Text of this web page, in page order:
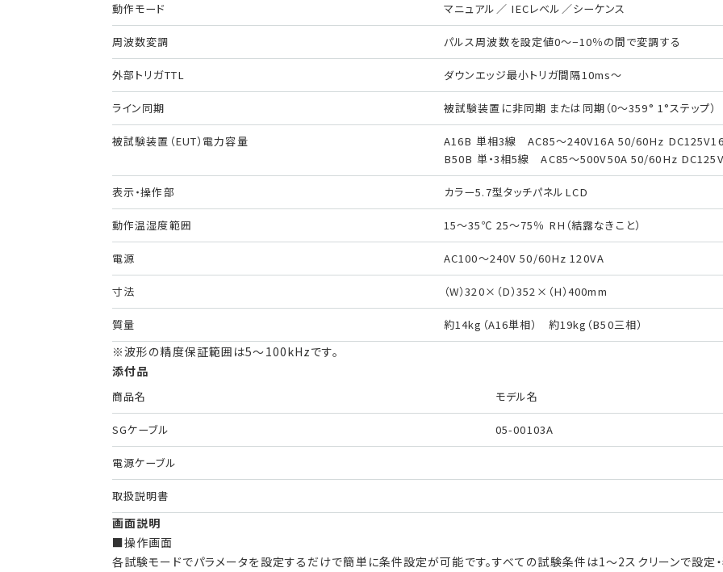
動作モード マニュアル／ IECレベル／シーケンス
周波数変調 パルス周波数を設定値0〜−10％の間で変調する
外部トリガTTL ダウンエッジ最小トリガ間隔10ms〜
ライン同期 被試験装置に非同期 または同期（0〜359° 1°ステップ）
被試験装置（EUT）電力容量
A16B 単相3線 AC85〜240V16A 50/60Hz
B50B 単・3相5線 AC85〜500V50A 50/60Hz
表示・操作部 カラー5.7型タッチパネルLCD
動作温湿度範囲 15〜35℃ 25〜75％ RH（結露なきこと）
電源 AC100〜240V 50/60Hz 120VA
寸法 （W）320×（D）352×（H）400mm
質量 約14kg（A16単相） 約19kg（B50三相）
※波形の精度保証範囲は5〜100kHzです。
添付品
商品名 モデル名
SGケーブル 05-00103A
電源ケーブル
取扱説明書
画面説明
■操作画面
各試験モードでパラメータを設定するだけで簡単に条件設定が可能です。すべての試験条件は1〜2スクリーンで設定